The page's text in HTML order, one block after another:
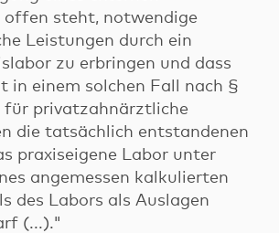
offen steht, notwendige
Leistungen durch ein
zu erbringen und dass
in einem solchen Fall nach §
für privatzahnärztliche
die tatsächlich entstandenen
praxiseigene Labor unter
angemessen kalkulierten
des Labors als Auslagen
(...)."